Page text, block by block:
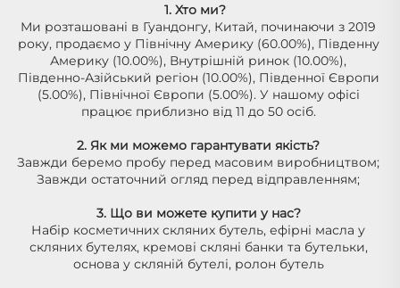
1. Хто ми?
Ми розташовані в Гуандонгу, Китай, починаючи з 2019
року, продаємо у Північну Америку (60.00%), Південну
Америку (10.00%), Внутрішній ринок (10.00%),
Південно-Азійський регіон (10.00%), Південної Європи
(5.00%), Північної Європи (5.00%). У нашому офісі
працює приблизно від 11 до 50 осіб.
2. Як ми можемо гарантувати якість?
Завжди беремо пробу перед масовим виробництвом;
Завжди остаточний огляд перед відправленням;
3. Що ви можете купити у нас?
Набір косметичних скляних бутель, ефірні масла у
скляних бутелях, кремові скляні банки та бутельки,
основа у скляній бутелі, ролон бутель